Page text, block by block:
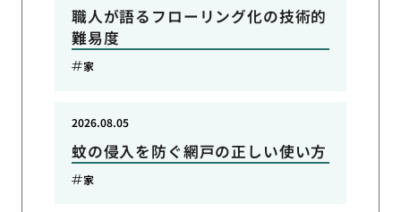
職人が語るフローリング化の技術的
難易度
家
蚊の侵入を防ぐ網戸の正しい使い方
2026.08.05
家